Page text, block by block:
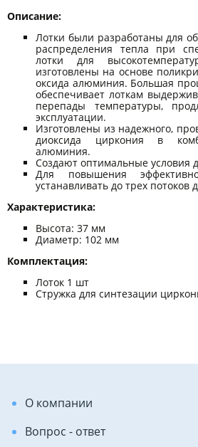
Описание:
Лотки были разработаны для
распределения тепла при
лотки для
изготовлены на основе
оксида алюминия. Большая
обеспечивает лоткам
перепады температуры,
эксплуатации.
Изготовлены из надежного,
диоксида циркония в
алюминия.
Создают оптимальные условия
Для повышения
устанавливать до трех потоков
Характеристика:
Высота: 37 мм
Диаметр: 102 мм
Комплектация:
Лоток 1 шт
Стружка для синтезации
О компании
Вопрос - ответ